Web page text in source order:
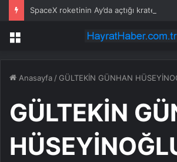
SpaceX roketinin Ay’da açtığı krater
Menü
Anasayfa / GÜLTEKİN GÜNHAN
GÜLTEKİN